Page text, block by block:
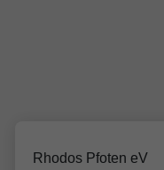
Rhodos Pfoten eV